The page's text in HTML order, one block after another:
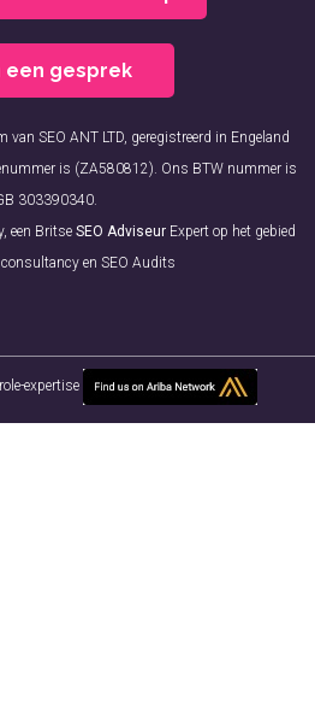
een gesprek
van SEO ANT LTD, geregistreerd in Engeland
is (ZA580812). Ons BTW nummer is
303390340.
een Britse SEO Adviseur Expert op het gebied
consultancy en SEO Audits
expertise